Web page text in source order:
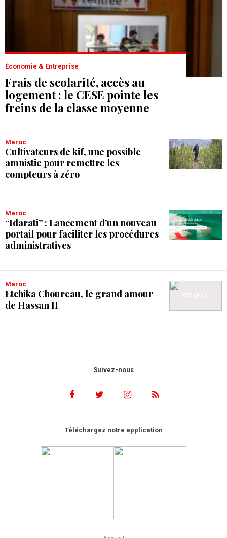
Économie & Entreprise
Frais de scolarité, accès au
logement : le CESE pointe les
freins de la classe moyenne
Maroc
Cultivateurs de kif, une possible
amnistie pour remettre les
compteurs à zéro
Maroc
“Idarati” : Lancement d'un nouveau
portail pour faciliter les procédures
administratives
Maroc
Etchika Choureau, le grand amour
de Hassan II
Suivez-nous
Téléchargez notre application